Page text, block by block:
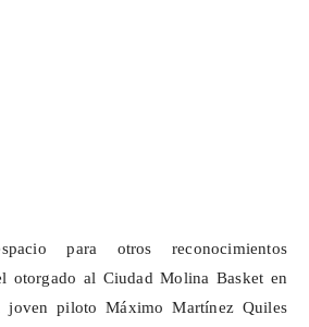
para otros reconocimientos
otorgado al Ciudad Molina Basket en
joven piloto Máximo Martínez Quiles